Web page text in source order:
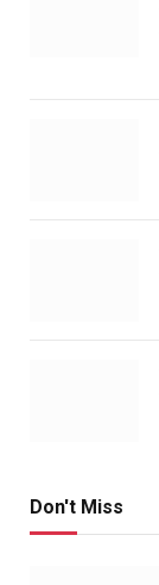
Don't Miss